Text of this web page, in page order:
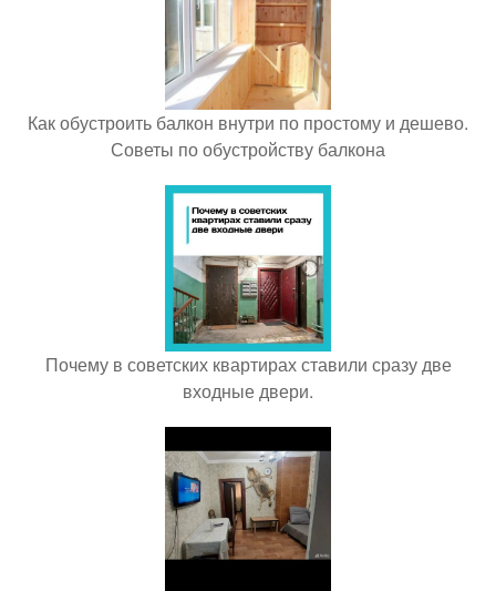
Как обустроить балкон внутри по простому и дешево.
Советы по обустройству балкона
Почему в советских квартирах ставили сразу две
входные двери.